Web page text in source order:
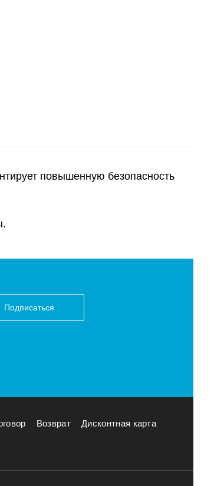
повышенную безопасность
Подписаться
Возврат Дисконтная карта